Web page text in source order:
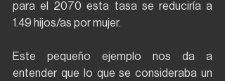
para el 2070 esta tasa se reduciría a
1.49 hijos/as por mujer.
Este pequeño ejemplo nos da a
entender que lo que se consideraba un